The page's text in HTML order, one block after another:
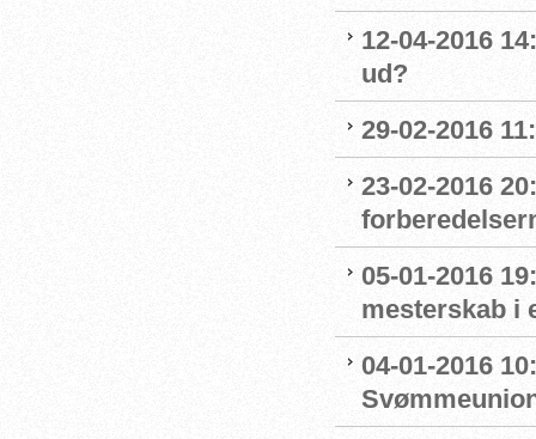
12-04-2016
ud?
29-02-2016
23-02-2016
05-01-2016
mesterskab i
04-01-2016